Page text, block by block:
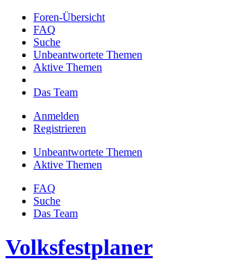
Foren-Übersicht
FAQ
Suche
Unbeantwortete Themen
Aktive Themen
Das Team
Anmelden
Registrieren
Unbeantwortete Themen
Aktive Themen
FAQ
Suche
Das Team
Volksfestplaner